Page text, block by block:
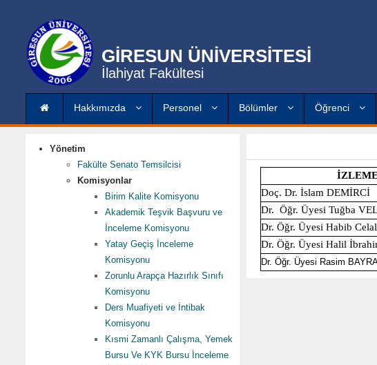
GİRESUN ÜNİVERSİTESİ
İlahiyat Fakültesi
Hakkımızda Personel Bölümler Öğrenci
Yönetim
Fakülte Senato Temsilcisi
Komisyonlar
Birim Kalite Komisyonu
Akademik Teşvik Başvuru ve
İnceleme Komisyonu
Yatay Geçiş İnceleme
Komisyonu
Zorunlu Arapça Hazırlık Sınıfı
Komisyonu
Ders Muafiyeti ve İntibak
Komisyonu
Kısmi Zamanlı Çalışma, Yemek
Bursu Ve KYK Bursu İnceleme
Doç. Dr. İslam DEMİRCİ
Dr. Öğr. Üyesi Tuğba
Dr. Öğr. Üyesi Habib
Dr. Öğr. Üyesi Halil
Dr. Öğr. Üyesi Rasim